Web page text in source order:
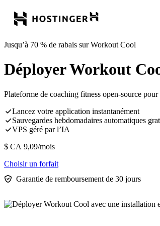
Jusqu’à 70 % de rabais sur Workout Cool
Déployer Workout
Plateforme de coaching fitness open-source
Lancez votre application instantanément
Sauvegardes hebdomadaires automatiques
VPS géré par l’IA
$ CA 9,09/mois
Choisir un forfait
Garantie de remboursement de 30 jours